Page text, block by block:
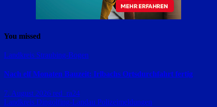
You missed
Landkreis Straubing-Bogen
Nach elf Monaten Bauzeit: Irlbachs Ortsdurchfahrt fertig
7. August 2026 red_ra24
Landkreis Dingolfing-Landau Polizeimeldungen